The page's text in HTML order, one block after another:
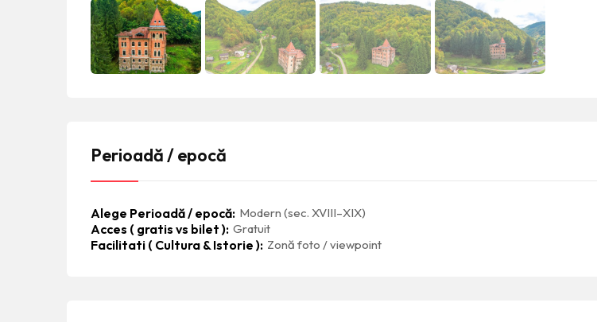
Perioadă / epocă
Alege Perioadă / epocă Modern (sec. XVIII–XIX)
Acces ( gratis vs bilet ) Gratuit
Facilitati ( Cultura & Istorie ) Zonă foto / viewpoint